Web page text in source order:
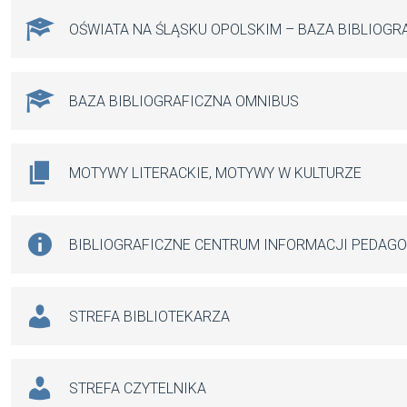
OŚWIATA NA ŚLĄSKU OPOLSKIM – BAZA
BAZA BIBLIOGRAFICZNA OMNIBUS
MOTYWY LITERACKIE, MOTYWY W KULTURZE
BIBLIOGRAFICZNE CENTRUM INFORMACJI
STREFA BIBLIOTEKARZA
STREFA CZYTELNIKA